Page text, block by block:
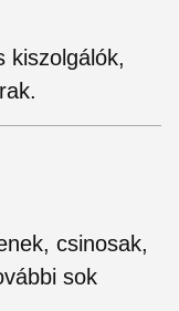
kiszolgálók,
csinosak,
sok